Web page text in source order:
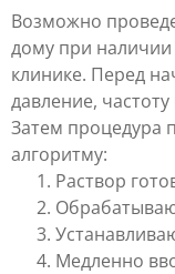
Возможно
дому при наличии
клинике. Перед
давление,
Затем процедура
алгоритму:
Раствор
Медленно